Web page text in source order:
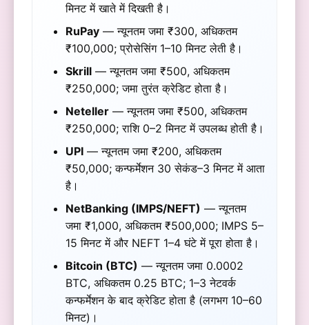
मिनट में खाते में दिखती है।
RuPay — न्यूनतम जमा ₹300, अधिकतम
₹100,000; प्रोसेसिंग 1–10 मिनट लेती है।
Skrill — न्यूनतम जमा ₹500, अधिकतम
₹250,000; जमा तुरंत क्रेडिट होता है।
Neteller — न्यूनतम जमा ₹500, अधिकतम
₹250,000; राशि 0–2 मिनट में उपलब्ध होती है।
UPI — न्यूनतम जमा ₹200, अधिकतम
₹50,000; कन्फर्मेशन 30 सेकंड–3 मिनट में आता
है।
NetBanking (IMPS/NEFT) — न्यूनतम
जमा ₹1,000, अधिकतम ₹500,000; IMPS 5–
15 मिनट में और NEFT 1–4 घंटे में पूरा होता है।
Bitcoin (BTC) — न्यूनतम जमा 0.0002
BTC, अधिकतम 0.25 BTC; 1–3 नेटवर्क
कन्फर्मेशन के बाद क्रेडिट होता है (लगभग 10–60
मिनट)।